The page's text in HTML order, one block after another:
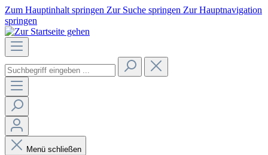
Zum Hauptinhalt springen Zur Suche springen Zur Hauptnavigation
springen
Menü schließen